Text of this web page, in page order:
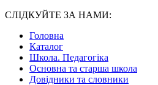
СЛІДКУЙТЕ ЗА НАМИ:
Головна
Каталог
Школа. Педагогіка
Основна та старша школа
Довідники та словники